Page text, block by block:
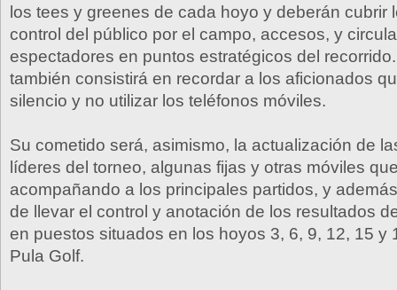
los tees y greenes de cada hoyo y deberán cubrir
control del público por el campo, accesos, y
espectadores en puntos estratégicos del
también consistirá en recordar a los aficionados
silencio y no utilizar los teléfonos móviles.
Su cometido será, asimismo, la actualización de
líderes del torneo, algunas fijas y otras móviles
acompañando a los principales partidos, y
de llevar el control y anotación de los resultados
en puestos situados en los hoyos 3, 6, 9, 12, 15 y
Pula Golf.